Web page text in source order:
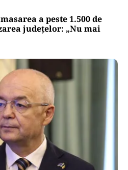
a peste 1.500 de
județelor: „Nu mai